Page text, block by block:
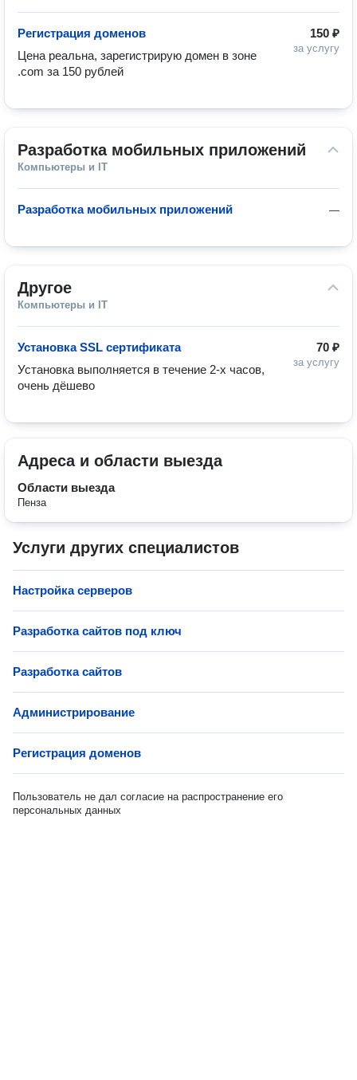
150 ₽
за услугу
Регистрация доменов
Цена реальна, зарегистрирую домен в зоне
.com за 150 рублей
Разработка мобильных приложений
Компьютеры и IT
—
Разработка мобильных приложений
Другое
Компьютеры и IT
70 ₽
за услугу
Установка SSL сертификата
Установка выполняется в течение 2-х часов,
очень дёшево
Адреса и области выезда
Области выезда
Пенза
Услуги других специалистов
Настройка серверов
Разработка сайтов под ключ
Разработка сайтов
Администрирование
Регистрация доменов
Пользователь не дал согласие на распространение его
персональных данных